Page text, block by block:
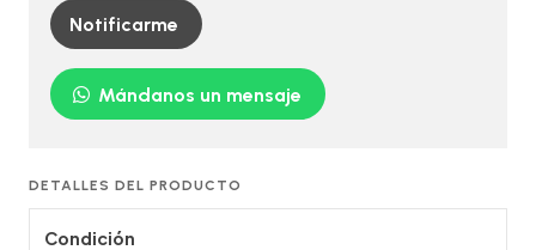
Notificarme
Mándanos un mensaje
DETALLES DEL PRODUCTO
Condición